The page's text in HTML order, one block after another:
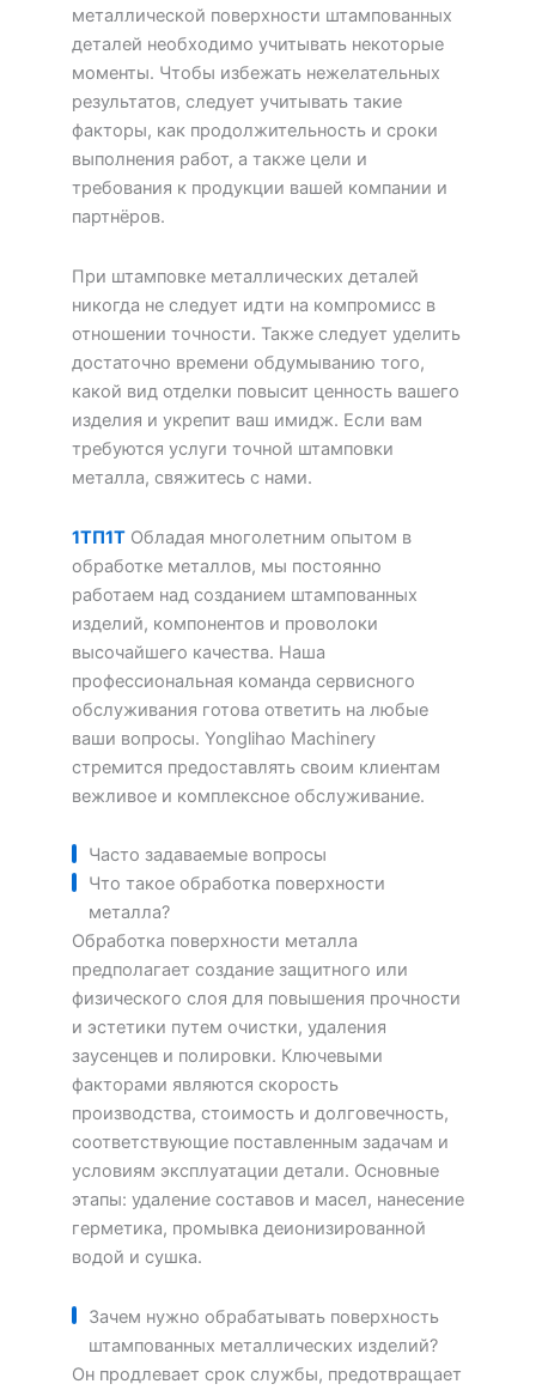
металлической поверхности штампованных
деталей необходимо учитывать некоторые
моменты. Чтобы избежать нежелательных
результатов, следует учитывать такие
факторы, как продолжительность и сроки
выполнения работ, а также цели и
требования к продукции вашей компании и
партнёров.
При штамповке металлических деталей
никогда не следует идти на компромисс в
отношении точности. Также следует уделить
достаточно времени обдумыванию того,
какой вид отделки повысит ценность вашего
изделия и укрепит ваш имидж. Если вам
требуются услуги точной штамповки
металла, свяжитесь с нами.
1ТП1Т Обладая многолетним опытом в
обработке металлов, мы постоянно
работаем над созданием штампованных
изделий, компонентов и проволоки
высочайшего качества. Наша
профессиональная команда сервисного
обслуживания готова ответить на любые
ваши вопросы. Yonglihao Machinery
стремится предоставлять своим клиентам
вежливое и комплексное обслуживание.
Часто задаваемые вопросы
Что такое обработка поверхности
металла?
Обработка поверхности металла
предполагает создание защитного или
физического слоя для повышения прочности
и эстетики путем очистки, удаления
заусенцев и полировки. Ключевыми
факторами являются скорость
производства, стоимость и долговечность,
соответствующие поставленным задачам и
условиям эксплуатации детали. Основные
этапы: удаление составов и масел, нанесение
герметика, промывка деионизированной
водой и сушка.
Зачем нужно обрабатывать поверхность
штампованных металлических изделий?
Он продлевает срок службы, предотвращает